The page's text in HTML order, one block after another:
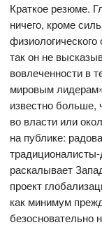
Краткое резюме.
ничего, кроме
так он не
вовлеченности в
мировым
известно больше,
во власти или
на публике:
раскалывает
проект
как минимум
безосновательно